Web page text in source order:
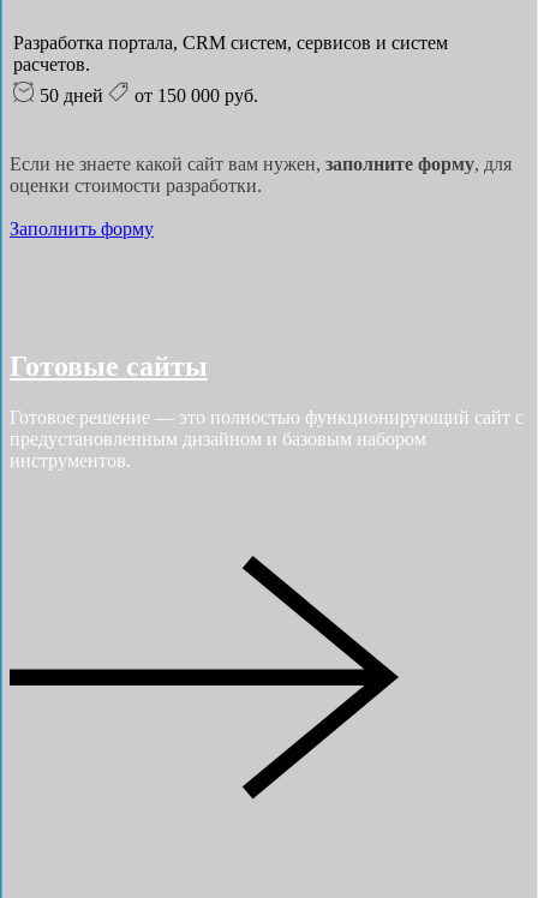
Разработка портала, CRM систем, сервисов и систем
расчетов.
50 дней
от 150 000 руб.
Если не знаете какой сайт вам нужен, заполните форму, для
оценки стоимости разработки.
Заполнить форму
Готовые сайты
Готовое решение — это полностью функционирующий сайт с
предустановленным дизайном и базовым набором
инструментов.